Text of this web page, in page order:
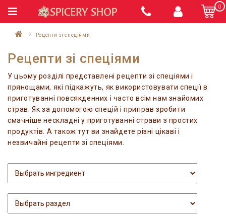
0
Рецепти зі спеціями
Рецепти зі спеціями
У цьому розділі представлені рецепти зі спеціями і
прянощами, які підкажуть, як використовувати спеції в
приготуванні повсякденних і часто всім нам знайомих
страв. Як за допомогою спецій і приправ зробити
смачніше нескладні у приготуванні страви з простих
продуктів. А також тут ви знайдете різні цікаві і
незвичайні рецепти зі спеціями.